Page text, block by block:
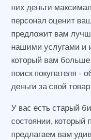
них деньги
персонал оценит
предложит вам
нашими услугами и
который вам больше
поиск покупателя -
деньги за свой
У вас есть старый
состоянии, который
предлагаем вам